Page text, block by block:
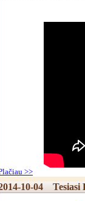
>>
10-04